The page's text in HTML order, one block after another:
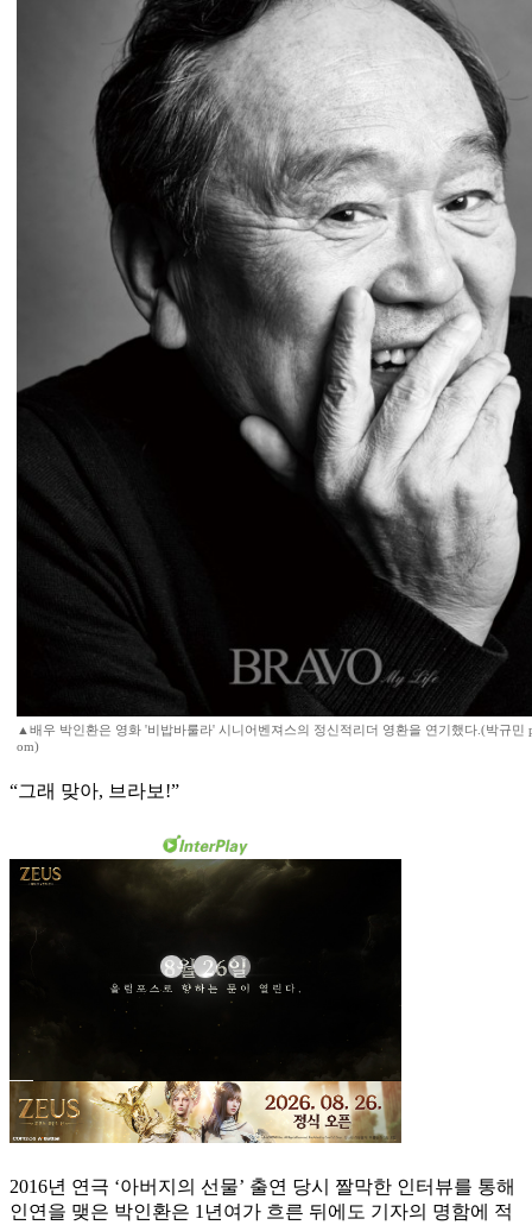
▲배우 박인환은 영화 '비밥바룰라' 시니어벤져스의 정신적리더 영환을 연기했다.(박규민
om)
“그래 맞아, 브라보!”
2016년 연극 ‘아버지의 선물’ 출연 당시 짤막한 인터뷰를 통해
인연을 맺은 박인환은 1년여가 흐른 뒤에도 기자의 명함에 적